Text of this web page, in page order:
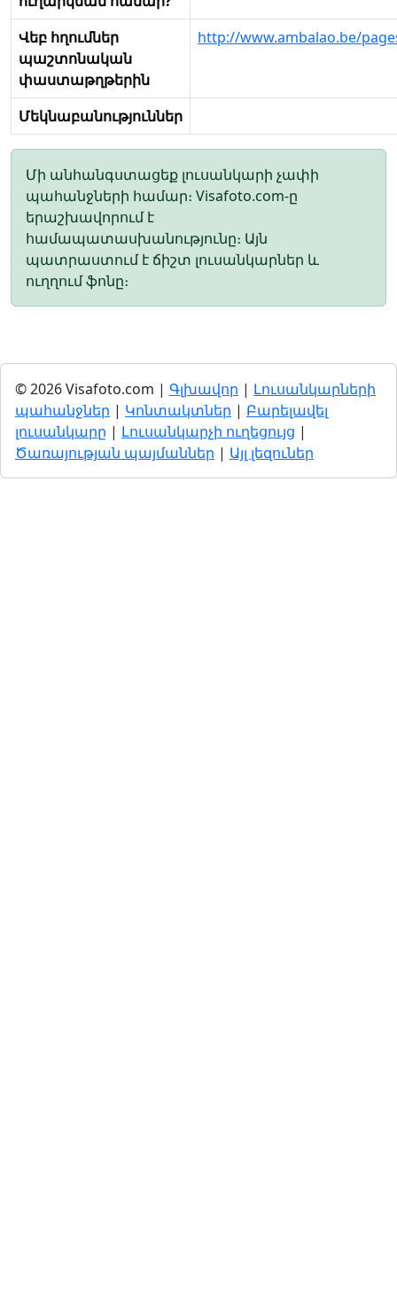
Վեբ հղումներ
պաշտոնական
փաստաթղթերին
http://www.ambalao.be/
Մեկնաբանություններ
Մի անհանգստացեք լուսանկարի չափի
պահանջների համար։ Visafoto.com-ը
երաշխավորում է
համապատասխանությունը։ Այն
պատրաստում է ճիշտ լուսանկարներ և
ուղղում ֆոնը։
© 2026 Visafoto.com | Գլխավոր | Լուսանկարների
պահանջներ | Կոնտակտներ | Բարելավել
լուսանկարը | Լուսանկարչի ուղեցույց |
Ծառայության պայմաններ | Այլ լեզուներ